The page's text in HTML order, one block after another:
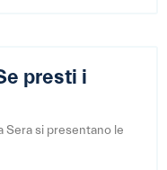
presti i
Sera si presentano le